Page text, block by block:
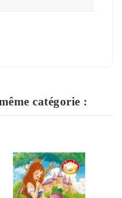
catégorie :